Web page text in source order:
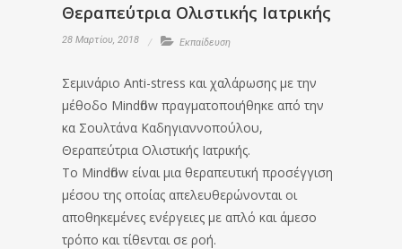
Θεραπεύτρια Ολιστικής Ιατρικής
28 Μαρτίου, 2018 Εκπαίδευση
Σεμινάριο Anti-stress και χαλάρωσης με την
μέθοδο Mindflow πραγματοποιήθηκε από την
κα Σουλτάνα Καδηγιαννοπούλου,
Θεραπεύτρια Ολιστικής Ιατρικής.
Το Mindflow είναι μια θεραπευτική προσέγγιση
μέσου της οποίας απελευθερώνονται οι
αποθηκεμένες ενέργειες με απλό και άμεσο
τρόπο και τίθενται σε ροή.